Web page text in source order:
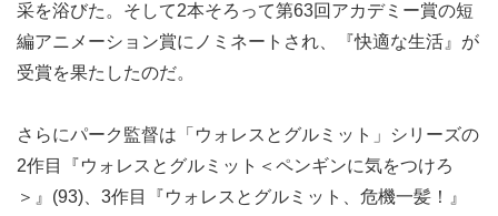
采を浴びた。そして2本そろって第63回アカデミー賞の短
編アニメーション賞にノミネートされ、『快適な生活』が
受賞を果たしたのだ。
さらにパーク監督は「ウォレスとグルミット」シリーズの
2作目『ウォレスとグルミット＜ペンギンに気をつけろ
＞』(93)、3作目『ウォレスとグルミット、危機一髪！』